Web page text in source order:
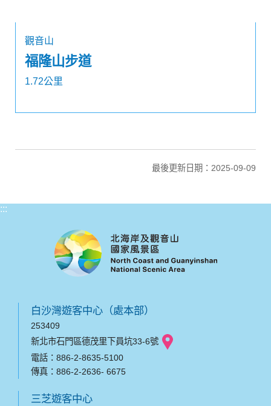
觀音山
福隆山步道
1.72公里
最後更新日期：2025-09-09
:::
白沙灣遊客中心（處本部）
253409
新北市石門區德茂里下員坑33-6號
電話：886-2-8635-5100
傳真：886-2-2636- 6675
三芝遊客中心